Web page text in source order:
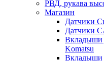
РВД, рукава
Магазин
Датчики
Датчики
Вкладыши
Komatsu
Вкладыши